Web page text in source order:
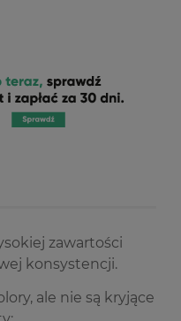
zawartości
konsystencji.
ale nie są kryjące